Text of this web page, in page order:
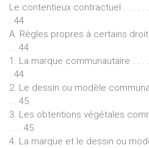
Le contentieux contractuel . . . . . .
. 44
A. Règles propres à certains
. . 44
1. La marque communautaire . . . .
. 44
2. Le dessin ou modèle
. . 45
3. Les obtentions végétales
. . . 45
4. La marque et le dessin ou